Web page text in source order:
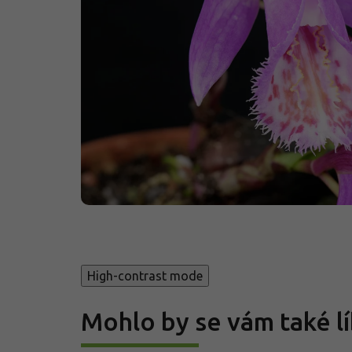
High-contrast mode
Mohlo by se vám také